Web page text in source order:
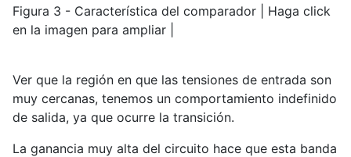
Figura 3 - Característica del comparador | Haga click
en la imagen para ampliar |
Ver que la región en que las tensiones de entrada son
muy cercanas, tenemos un comportamiento indefinido
de salida, ya que ocurre la transición.
La ganancia muy alta del circuito hace que esta banda